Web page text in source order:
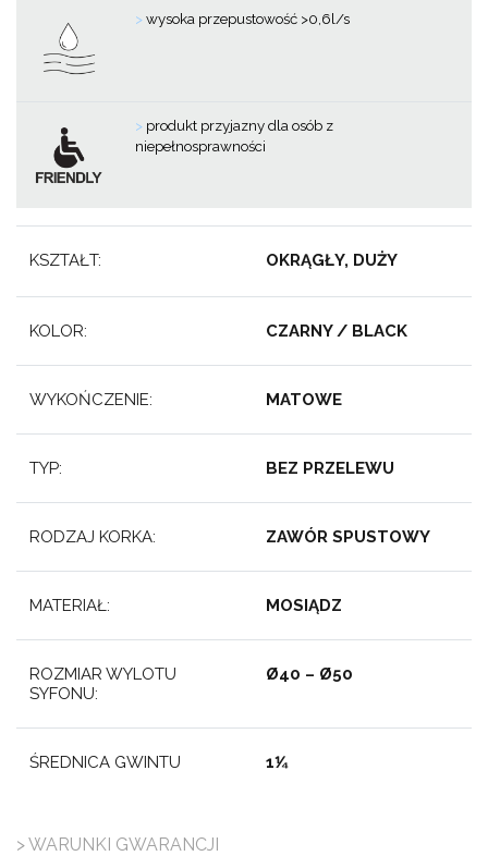
>wysoka przepustowość >0,6l/s
> produkt przyjazny dla osób z
niepełnosprawności
KSZTAŁT: OKRĄGŁY, DUŻY
KOLOR: CZARNY / BLACK
WYKOŃCZENIE: MATOWE
TYP: BEZ PRZELEWU
RODZAJ KORKA: ZAWÓR SPUSTOWY
MATERIAŁ: MOSIĄDZ
ROZMIAR WYLOTU
SYFONU:
Ø40 – Ø50
ŚREDNICA GWINTU 1⅟₄
> WARUNKI GWARANCJI